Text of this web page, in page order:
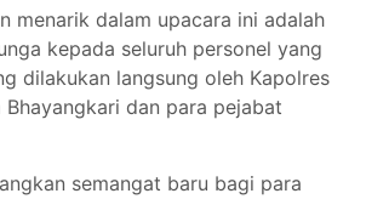
menarik dalam upacara ini adalah
kepada seluruh personel yang
dilakukan langsung oleh Kapolres
dan para pejabat
semangat baru bagi para